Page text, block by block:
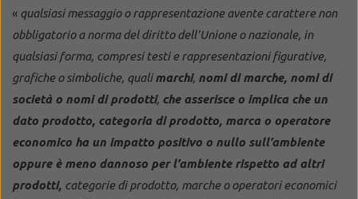
« qualsiasi messaggio o rappresentazione avente carattere non
obbligatorio a norma del diritto dell’Unione o nazionale, in
qualsiasi forma, compresi testi e rappresentazioni figurative,
grafiche o simboliche, qualimarchi, nomi di marche, nomi di
società o nomi di prodotti, che asserisce o implica che un
dato prodotto, categoria di prodotto, marca o operatore
economico ha un impatto positivo o nullo sull’ambiente
oppure è meno dannoso per l’ambiente rispetto ad altri
prodotti, categorie di prodotto, marche o operatori economici